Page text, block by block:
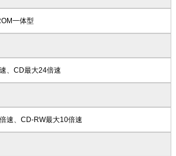
一体型
、CD最大24倍速
速、CD-RW最大10倍速